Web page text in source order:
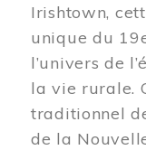
Irishtown,
unique du
l’univers de
la vie rurale.
traditionnel
de la